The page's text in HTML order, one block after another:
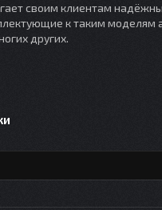
своим клиентам
к таким моделям
других.